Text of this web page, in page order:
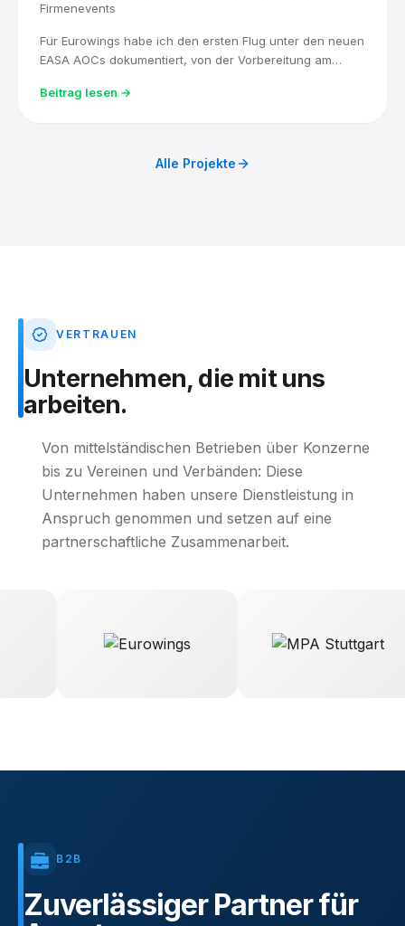
Firmenevents
Für Eurowings habe ich den ersten Flug unter den neuen
EASA AOCs dokumentiert, von der Vorbereitung am
Wasserfontäne, und den Highlight-Film noch am selben
Beitrag lesen →
Alle Projekte
VERTRAUEN
Unternehmen, die mit uns
arbeiten.
Von mittelständischen Betrieben über Konzerne
bis zu Vereinen und Verbänden: Diese
Unternehmen haben unsere Dienstleistung in
Anspruch genommen und setzen auf eine
partnerschaftliche Zusammenarbeit.
B2B
Zuverlässiger Partnerfür